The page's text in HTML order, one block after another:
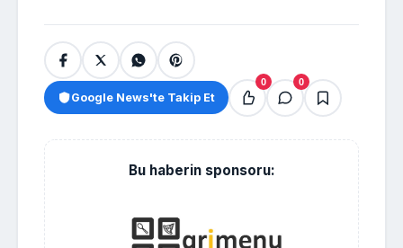
Google News'te Takip Et
0 0
Bu haberin sponsoru: